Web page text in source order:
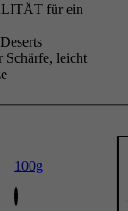
für ein
Schärfe, leicht
100g